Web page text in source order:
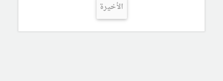
الأخيرة